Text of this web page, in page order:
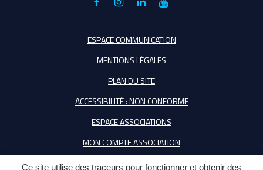
Ce site utilise des traceurs pour fonctionner et obtenir des
Lien
le
Facebook
Lien
le
compte
Instagram
Lien
le
compte
Linkedin
Lien
la
Youtube
ESPACE COMMUNICATION
MENTIONS LÉGALES
PLAN DU SITE
ACCESSIBILITÉ : NON CONFORME
ESPACE ASSOCIATIONS
MON COMPTE ASSOCIATION